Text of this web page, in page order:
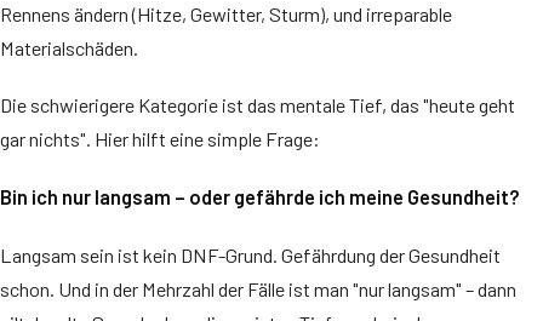
Rennens ändern (Hitze, Gewitter, Sturm), und irreparable
Materialschäden.
Die schwierigere Kategorie ist das mentale Tief, das "heute geht
gar nichts". Hier hilft eine simple Frage:
Bin ich nur langsam – oder gefährde ich meine Gesundheit?
Langsam sein ist kein DNF-Grund. Gefährdung der Gesundheit
schon. Und in der Mehrzahl der Fälle ist man "nur langsam" – dann